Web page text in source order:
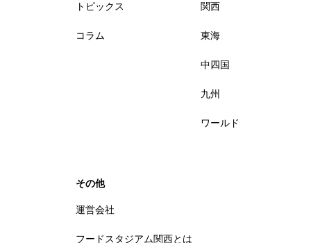
トピックス
コラム
関西
東海
中四国
九州
ワールド
その他
運営会社
フードスタジアム関西とは